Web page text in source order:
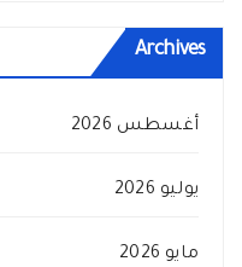
Archives
أغسطس 2026
يوليو 2026
مايو 2026